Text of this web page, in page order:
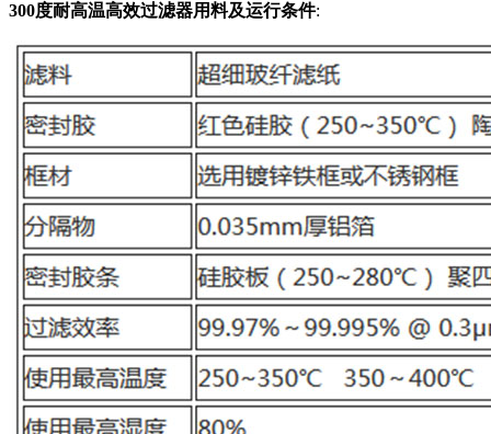
300度耐高温高效过滤器用料及运行条件: